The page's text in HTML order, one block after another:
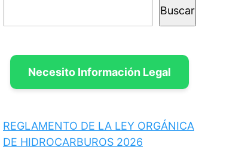
Buscar
Necesito Información Legal
REGLAMENTO DE LA LEY ORGÁNICA
DE HIDROCARBUROS 2026